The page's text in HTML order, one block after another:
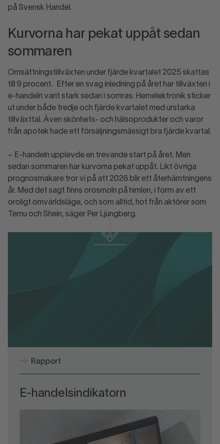
på Svensk Handel.
Kurvorna har pekat uppåt sedan
sommaren
Omsättningstillväxten under fjärde kvartalet 2025 skattas
till 9 procent. Efter en svag inledning på året har tillväxten i
e-handeln varit stark sedan i somras. Hemelektronik sticker
ut under både tredje och fjärde kvartalet med urstarka
tillväxttal. Även skönhets- och hälsoprodukter och varor
från apotek hade ett försäljningsmässigt bra fjärde kvartal.
– E-handeln upplevde en trevande start på året. Men
sedan sommaren har kurvorna pekat uppåt. Likt övriga
prognosmakare tror vi på att 2026 blir ett återhämtningens
år. Med det sagt finns orosmoln på himlen, i form av ett
oroligt omvärldsläge, och som alltid, hot från aktörer som
Temu och Shein, säger Per Ljungberg.
Rapport
E-handelsindikatorn